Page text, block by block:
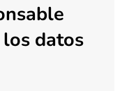
datos